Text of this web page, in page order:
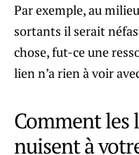
Par exemple, au
sortants il serait
chose, fut-ce une
lien n’a rien à voir
Comment les
nuisent à